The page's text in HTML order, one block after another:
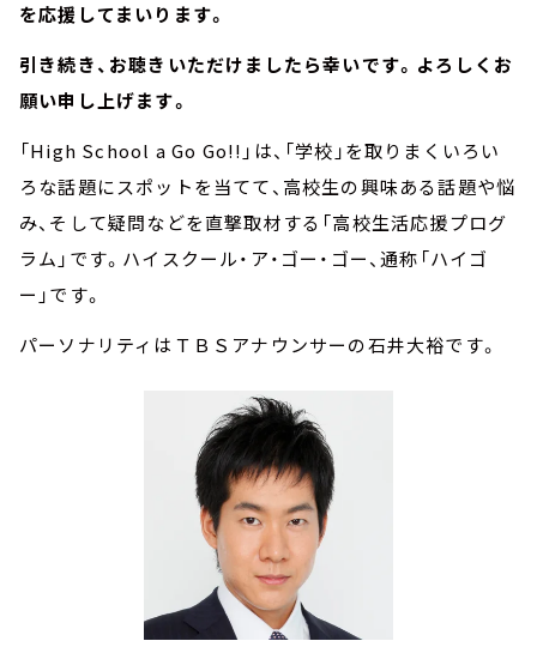
を応援してまいります。
引き続き、お聴きいただけましたら幸いです。よろしくお
願い申し上げます。
「High School a Go Go!!」は、「学校」を取りまくいろい
ろな話題にスポットを当てて、高校生の興味ある話題や悩
み、そして疑問などを直撃取材する「高校生活応援プログ
ラム」です。ハイスクール・ア・ゴー・ゴー、通称「ハイゴ
ー」です。
パーソナリティはＴＢＳアナウンサーの石井大裕です。